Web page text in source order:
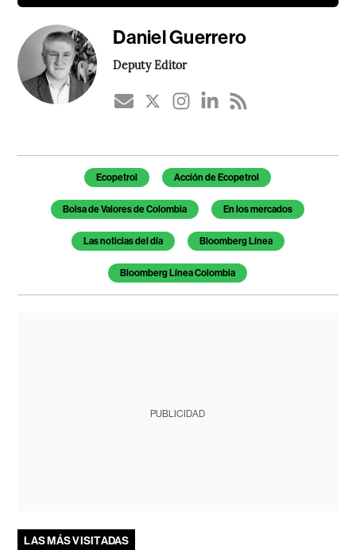
Daniel Guerrero
Deputy Editor
Temas de este artículo
Ecopetrol Acción de Ecopetrol
Bolsa de Valores de Colombia En los mercados
Las noticias del día Bloomberg Línea
Bloomberg Línea Colombia
PUBLICIDAD
LAS MÁS VISITADAS